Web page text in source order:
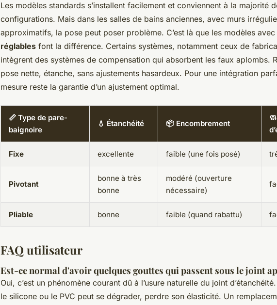
Les modèles standards s’installent facilement et conviennent à la majorité
configurations. Mais dans les salles de bains anciennes, avec murs
approximatifs, la pose peut poser problème. C’est là que les modèles avec
réglables font la différence. Certains systèmes, notamment ceux de
intègrent des systèmes de compensation qui absorbent les faux aplombs.
pose nette, étanche, sans ajustements hasardeux. Pour une intégration
mesure reste la garantie d’un ajustement optimal.
📏 Type de pare-
baignoire
💧 Étanchéité 📦 Encombrement
Fixe excellente faible (une fois posé)
Pivotant
bonne à très
bonne
modéré (ouverture
nécessaire)
Pliable bonne faible (quand rabattu)
FAQ utilisateur
Est-ce normal d'avoir quelques gouttes qui passent sous le joint
Oui, c’est un phénomène courant dû à l’usure naturelle du joint
le silicone ou le PVC peut se dégrader, perdre son élasticité. Un